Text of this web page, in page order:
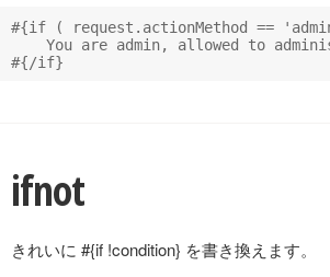
#{if ( request.actionMethod ==
You are admin, allowed to
ifnot
きれいに #{if !condition} を書き換えます。